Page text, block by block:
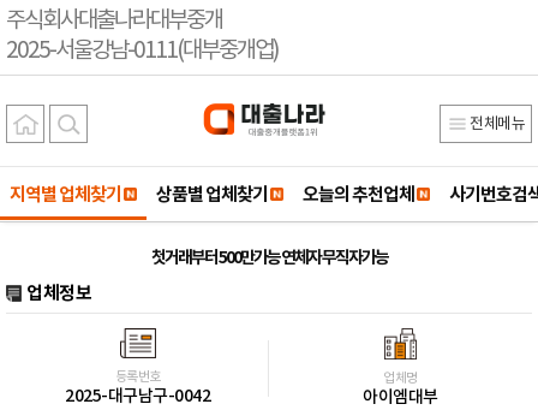
주식회사대출나라대부중개
2025-서울강남-0111(대부중개업)
전체메뉴
지역별 업체찾기 상품별 업체찾기 오늘의 추천업체 사기번호검
첫거래부터 500만가능 연체자 무직자가능
업체정보
등록번호
2025-대구남구-0042
업체명
아이엠대부